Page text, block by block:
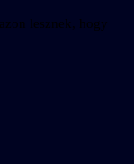
lesznek, hogy